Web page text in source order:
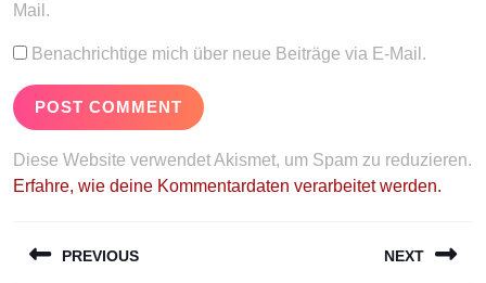
Mail.
Benachrichtige mich über neue Beiträge via E-Mail.
Diese Website verwendet Akismet, um Spam zu reduzieren.
Erfahre, wie deine Kommentardaten verarbeitet werden.
PREVIOUS NEXT